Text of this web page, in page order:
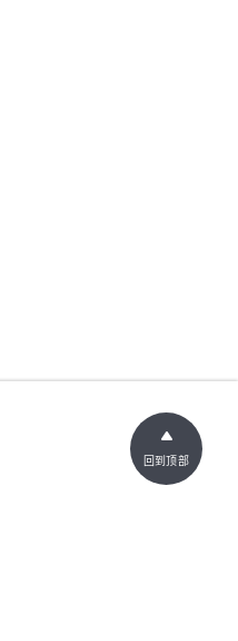
回到顶部